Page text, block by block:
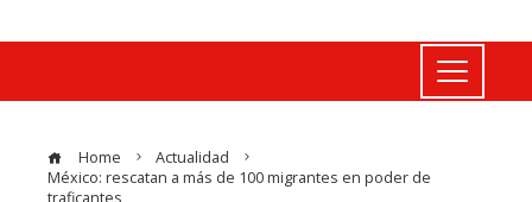
Home
Actualidad
México: rescatan a más de 100 migrantes en poder de
traficantes